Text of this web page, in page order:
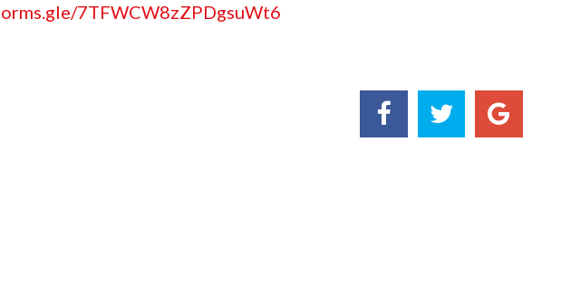
7TFWCW8zZPDgsuWt6